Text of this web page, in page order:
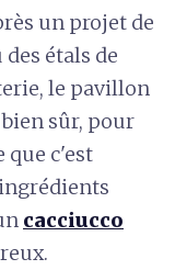
un projet de
étals de
le pavillon
sûr, pour
que c'est
cacciucco